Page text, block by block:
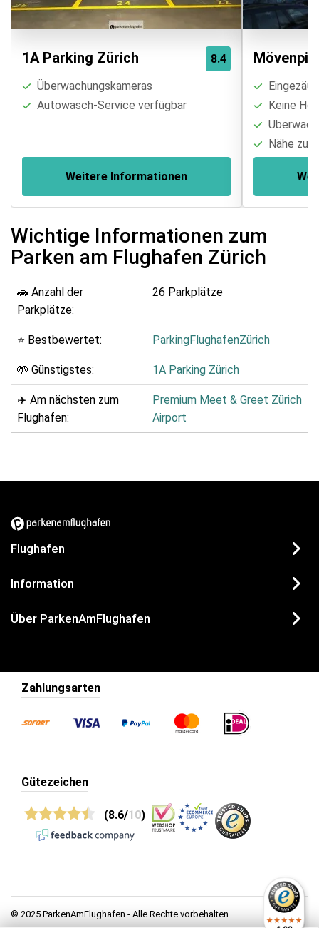
8.4
1A Parking Zürich
Überwachungskameras
Autowasch-Service verfügbar
Weitere Informationen
Keine
Nähe zu
Wichtige Informationen zum
Parken am Flughafen Zürich
🚗 Anzahl der
Parkplätze:
26 Parkplätze
⭐ Bestbewertet: ParkingFlughafenZürich
🤲 Günstigstes: 1A Parking Zürich
✈️ Am nächsten zum
Flughafen:
Premium Meet & Greet Zürich
Airport
Flughafen
Information
Über ParkenAmFlughafen
Zahlungsarten
Gütezeichen
(8.6/10)
© 2025 ParkenAmFlughafen - Alle Rechte vorbehalten